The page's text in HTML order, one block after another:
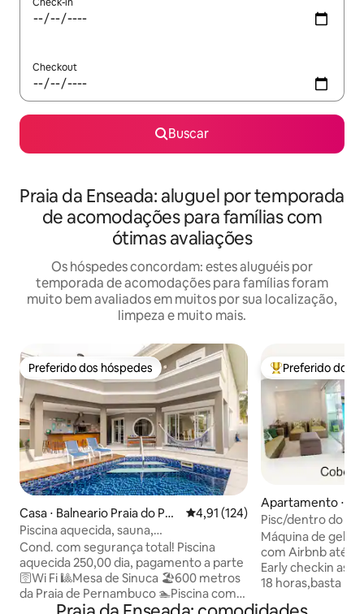
Checkout
Buscar
Praia da Enseada: aluguel por temporada
de acomodações para famílias com
ótimas avaliações
Os hóspedes concordam: estes aluguéis por
temporada de acomodações para famílias foram
muito bem avaliados em muitos por sua localização,
limpeza e muito mais.
Preferido dos hóspedes
Preferido dos hóspedes
Casa ⋅ Balneario Praia do Per
nambuco
4,91 de uma avaliação média de
4,91 (124)
Piscina aquecida, sauna,
Cond.,sinuca,wifi,churras
Cond. com segurança total! Piscina
aquecida 250,00 dia, pagamento a parte
🛜Wi Fi 🎱Mesa de Sinuca 🏖️600 metros
da Praia de Pernambuco 🏊Piscina com
acesso por dentro sauna ,chuveirão 🥓
Entre os
Preferido dos
Apartamento ⋅
Pisc/dentro do
a pé
Máquina de gelo
com Airbnb até
Early checkin as
18 horas,basta